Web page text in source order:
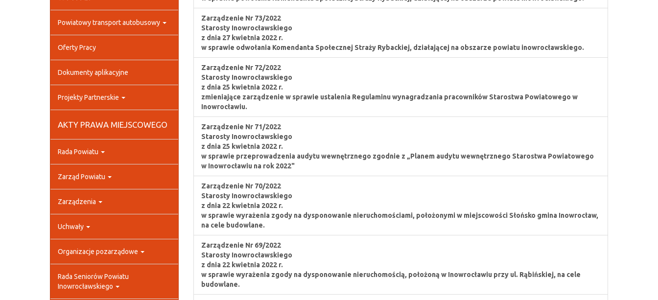
Powiatowy transport autobusowy
Oferty Pracy
Dokumenty aplikacyjne
Projekty Partnerskie
AKTY PRAWA MIEJSCOWEGO
Rada Powiatu
Zarząd Powiatu
Zarządzenia
Uchwały
Organizacje pozarządowe
Rada Seniorów Powiatu
Inowrocławskiego
Zarządzenie Nr 73/2022
Starosty Inowrocławskiego
z dnia 27 kwietnia 2022 r.
w sprawie odwołania Komendanta Społecznej Straży Rybackiej, działającej na obszarze powiatu inowrocławskiego.
Zarządzenie Nr 72/2022
Starosty Inowrocławskiego
z dnia 25 kwietnia 2022 r.
zmieniające zarządzenie w sprawie ustalenia Regulaminu wynagradzania pracowników Starostwa Powiatowego w
Inowrocławiu.
Zarządzenie Nr 71/2022
Starosty Inowrocławskiego
z dnia 25 kwietnia 2022 r.
w sprawie przeprowadzenia audytu wewnętrznego zgodnie z „Planem audytu wewnętrznego Starostwa Powiatowego
w Inowrocławiu na rok 2022"
Zarządzenie Nr 70/2022
Starosty Inowrocławskiego
z dnia 22 kwietnia 2022 r.
w sprawie wyrażenia zgody na dysponowanie nieruchomościami, położonymi w miejscowości Słońsko gmina Inowrocław,
na cele budowlane.
Zarządzenie Nr 69/2022
Starosty Inowrocławskiego
z dnia 22 kwietnia 2022 r.
w sprawie wyrażenia zgody na dysponowanie nieruchomością, położoną w Inowrocławiu przy ul. Rąbińskiej, na cele
budowlane.